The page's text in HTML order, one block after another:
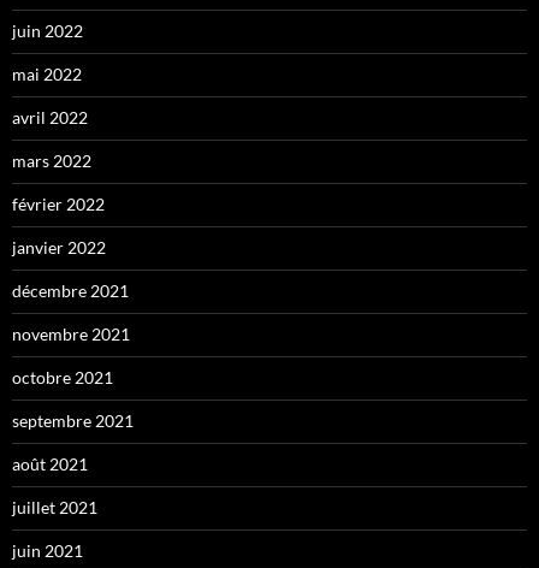
juin 2022
mai 2022
avril 2022
mars 2022
février 2022
janvier 2022
décembre 2021
novembre 2021
octobre 2021
septembre 2021
août 2021
juillet 2021
juin 2021